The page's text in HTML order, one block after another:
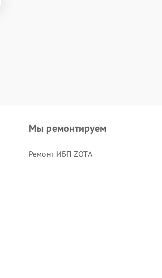
Мы ремонтируем
Ремонт ИБП ZOTA